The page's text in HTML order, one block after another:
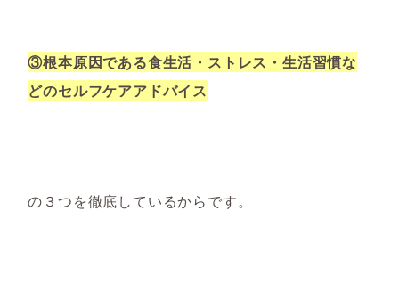
③根本原因である食生活・ストレス・生活習慣な
どのセルフケアアドバイス
の３つを徹底しているからです。